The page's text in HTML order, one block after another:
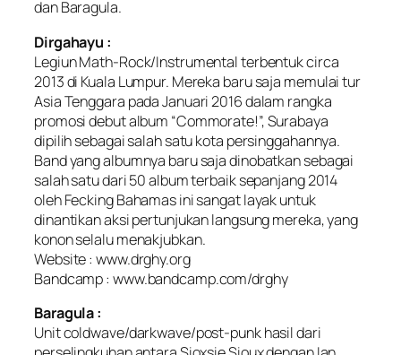
dan Baragula.
Dirgahayu :
Legiun Math-Rock/Instrumental terbentuk circa
2013 di Kuala Lumpur. Mereka baru saja memulai tur
Asia Tenggara pada Januari 2016 dalam rangka
promosi debut album “Commorate!”, Surabaya
dipilih sebagai salah satu kota persinggahannya.
Band yang albumnya baru saja dinobatkan sebagai
salah satu dari 50 album terbaik sepanjang 2014
oleh Fecking Bahamas ini sangat layak untuk
dinantikan aksi pertunjukan langsung mereka, yang
konon selalu menakjubkan.
Website : www.drghy.org
Bandcamp : www.bandcamp.com/drghy
Baragula :
Unit coldwave/darkwave/post-punk hasil dari